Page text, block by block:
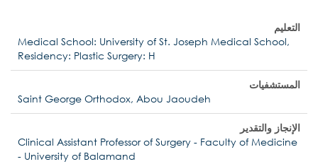
التعليم
Medical School: University of St. Joseph Medical School,
Residency: Plastic Surgery: H
المستشفيات
Saint George Orthodox, Abou Jaoudeh
الإنجاز والتقدير
Clinical Assistant Professor of Surgery - Faculty of Medicine
- University of Balamand